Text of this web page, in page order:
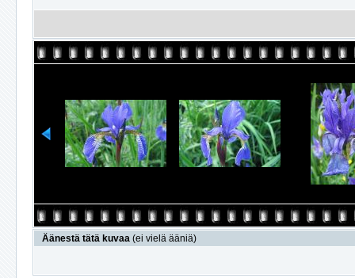
Äänestä tätä kuvaa (ei vielä ääniä)